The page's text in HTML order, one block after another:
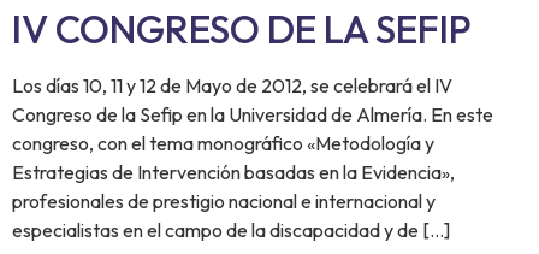
IV CONGRESO DE LA SEFIP
Los días 10, 11 y 12 de Mayo de 2012, se celebrará el IV
Congreso de la Sefip en la Universidad de Almería. En este
congreso, con el tema monográfico «Metodología y
Estrategias de Intervención basadas en la Evidencia»,
profesionales de prestigio nacional e internacional y
especialistas en el campo de la discapacidad y de […]